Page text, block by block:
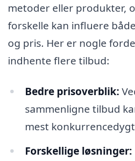
metoder eller produkter,
forskelle kan influere
og pris. Her er nogle
indhente flere tilbud:
Bedre prisoverblik:
sammenligne tilbud
mest
Forskellige løsninger: